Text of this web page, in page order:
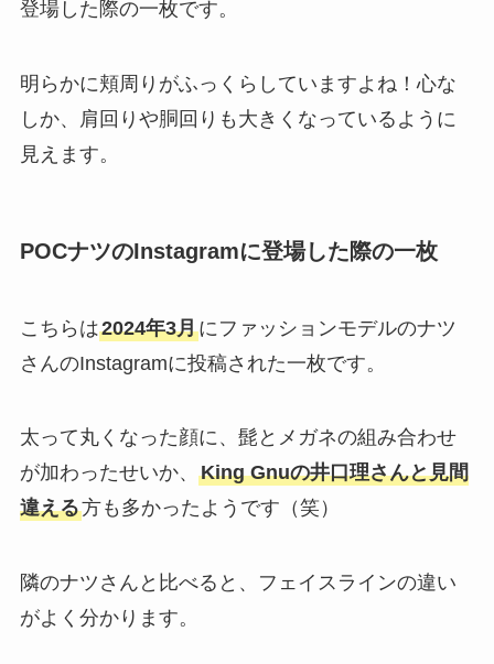
登場した際の一枚です。
明らかに頬周りがふっくらしていますよね！心な
しか、肩回りや胴回りも大きくなっているように
見えます。
POCナツのInstagramに登場した際の一枚
こちらは2024年3月にファッションモデルのナツ
さんのInstagramに投稿された一枚です。
太って丸くなった顔に、髭とメガネの組み合わせ
が加わったせいか、 King Gnuの井口理さんと見間
違える方も多かったようです（笑）
隣のナツさんと比べると、フェイスラインの違い
がよく分かります。